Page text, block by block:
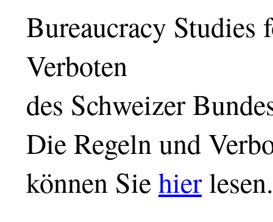
Bureaucracy Studies
Verboten
des Schweizer
Die Regeln und
können Siehierlesen.